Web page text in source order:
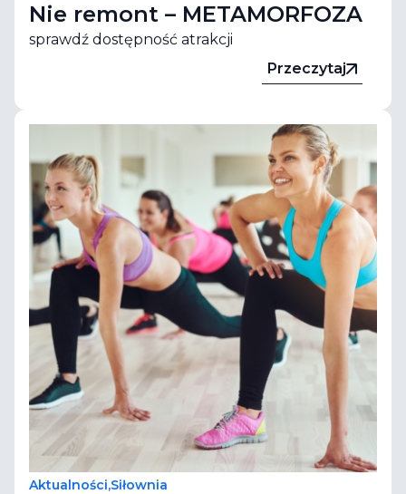
Nie remont – METAMORFOZA
sprawdź dostępność atrakcji
Przeczytaj
Aktualności,Siłownia